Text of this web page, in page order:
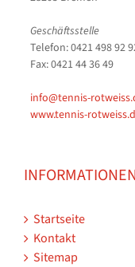
Geschäftsstelle
Telefon: 0421 498 92
Fax: 0421 44 36 49
info@tennis-
www.tennis-
Startseite
Kontakt
Sitemap